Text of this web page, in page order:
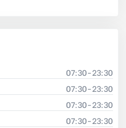
07:30-23:30
07:30-23:30
07:30-23:30
07:30-23:30